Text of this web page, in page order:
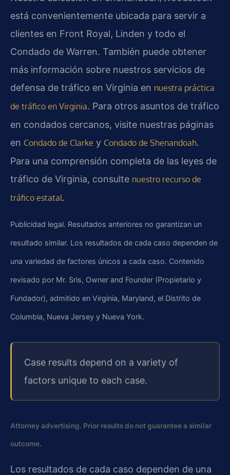
está convenientemente ubicada para servir a
clientes en Front Royal, Linden y todo el
Condado de Warren. También puede obtener
más información sobre nuestros servicios de
defensa de tráfico en Virginia en nuestra práctica
de tráfico en Virginia. Para otros asuntos de tráfico
en condados cercanos, visite nuestras páginas
en Condado de Clarke y Condado de Shenandoah.
Para una comprensión completa de las leyes de
tráfico de Virginia, consulte nuestro recurso de
tráfico estatal.
Publicidad legal. Resultados anteriores no garantizan un
resultado similar. Los resultados de cada caso dependen de
una variedad de factores únicos a cada caso. Contenido
revisado por Mr. Sris, Owner and Founder (Propietario y
Fundador), admitido en Virginia, Maryland, el Distrito de
Columbia, Nueva Jersey y Nueva York.
Case results depend on a variety of
factors unique to each case.
Attorney advertising. Prior results do not guarantee a similar
outcome.
Los resultados de cada caso dependen de una